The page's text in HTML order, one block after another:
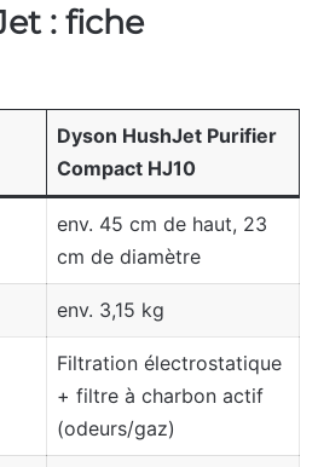
: fiche
Dyson HushJet Purifier
Compact HJ10
env. 45 cm de haut, 23
cm de diamètre
env. 3,15 kg
Filtration électrostatique
+ filtre à charbon actif
(odeurs/gaz)